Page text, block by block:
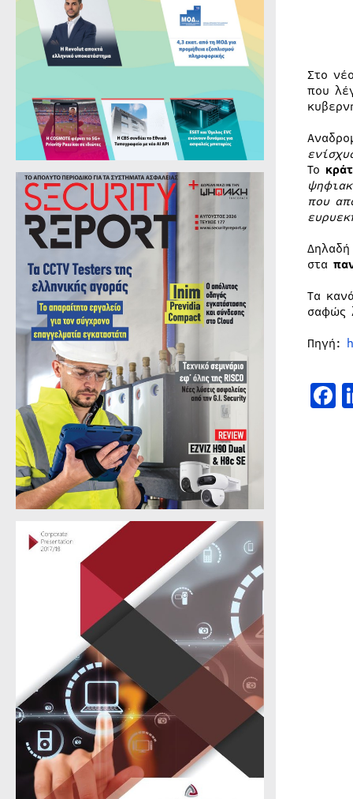
Στο
που
Το
που
στα
Τα
σαφώς
Πηγή: